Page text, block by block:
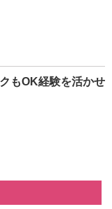
もOK経験を活かせ